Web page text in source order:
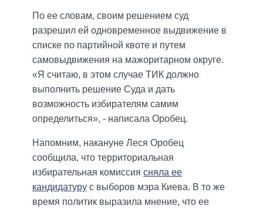
По ее словам, своим решением суд
разрешил ей одновременное выдвижение в
списке по партийной квоте и путем
самовыдвижения на мажоритарном округе.
«Я считаю, в этом случае ТИК должно
выполнить решение Суда и дать
возможность избирателям самим
определиться», - написала Оробец.
Напомним, накануне Леся Оробец
сообщила, что территориальная
избирательная комиссия сняла ее
кандидатуру с выборов мэра Киева. В то же
время политик выразила мнение, что ее